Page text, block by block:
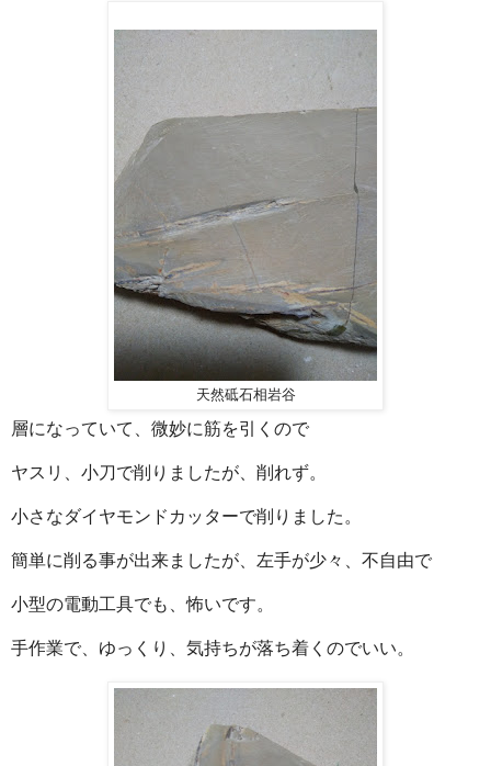
天然砥石相岩谷
層になっていて、微妙に筋を引くので
ヤスリ、小刀で削りましたが、削れず。
小さなダイヤモンドカッターで削りました。
簡単に削る事が出来ましたが、左手が少々、不自由で
小型の電動工具でも、怖いです。
手作業で、ゆっくり、気持ちが落ち着くのでいい。